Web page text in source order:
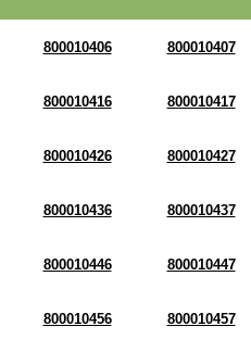
800010406 800010407
800010416 800010417
800010426 800010427
800010436 800010437
800010446 800010447
800010456 800010457